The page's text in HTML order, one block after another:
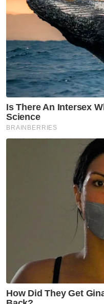
meraih hadiah
juara dan
Berita Telus & Tulus
hari!
"Pemain-pemain
kejohanan ini
Piala Presiden,
M5, tetapi pemain
League tidak
"Tujuan kejohanan
pembangunan dan
pemain untuk